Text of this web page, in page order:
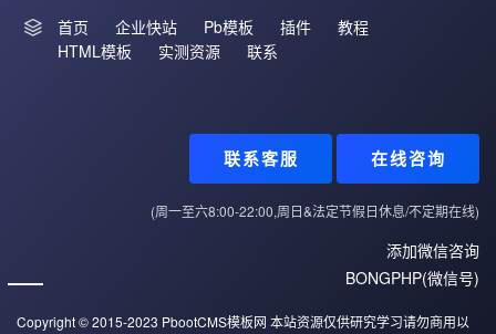
首页
企业快站 Pb模板 插件
教程
HTML模板
实测资源 联系
联系客服 在线咨询
(周一至六8:00-22:00,周日&法定节假日休息/不定期在线)
添加微信咨询
BONGPHP(微信号)
Copyright © 2015-2023 PbootCMS模板网 本站资源仅供研究学习请勿商用以